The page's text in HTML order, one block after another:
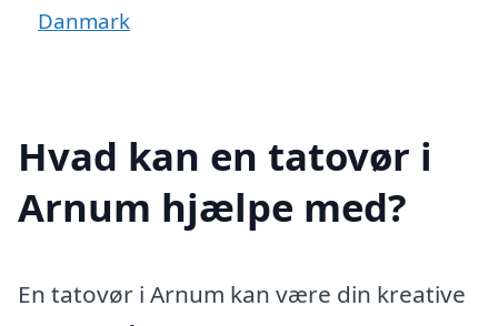
Danmark
Hvad kan en tatovør i
Arnum hjælpe med?
En tatovør i Arnum kan være din kreative